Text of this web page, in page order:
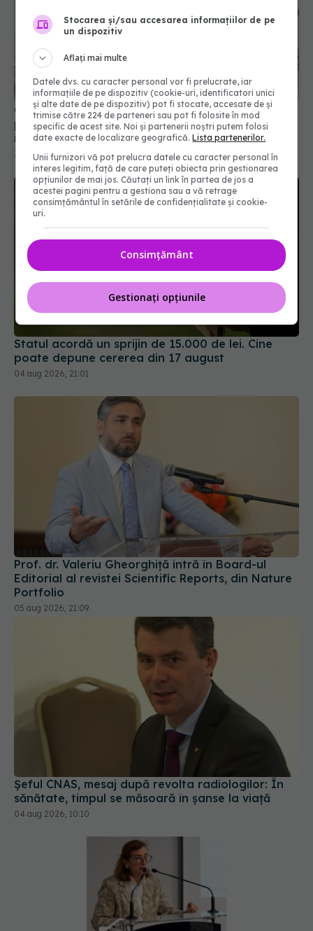
CNAS schimbă lista medicamentelor compensate
prin programele naționale. Ce tratamente noi
intră din august
31 iul 2026, 13:56
Statul acordă un sprijin de 15.000 de lei. Cine
poate depune cererea din 17 august
Prof. dr. Valeriu Gheorghiță intră în Board-ul
Editorial al revistei Scientific Reports, din Nature
Portfolio
05 aug 2026, 21:09
Șeful CNAS, mesaj după revolta radiologilor: În
sănătate, timpul se măsoară în șanse la viață
Stocarea și/sau accesarea informațiilor de pe
un dispozitiv
Aflați mai multe
Datele dvs. cu caracter personal vor fi prelucrate, iar
informațiile de pe dispozitiv (cookie-uri, identificatori unici
și alte date de pe dispozitiv) pot fi stocate, accesate de și
trimise către 224 de parteneri sau pot fi folosite în mod
specific de acest site. Noi și partenerii noștri putem folosi
date exacte de localizare geografică.Lista partenerilor.
Unii furnizori vă pot prelucra datele cu caracter personal în
interes legitim, față de care puteți obiecta prin gestionarea
opțiunilor de mai jos. Căutați un link în partea de jos a
acestei pagini pentru a gestiona sau a vă retrage
consimțământul în setările de confidențialitate și cookie-
uri.
Consimțământ
Gestionați opțiunile